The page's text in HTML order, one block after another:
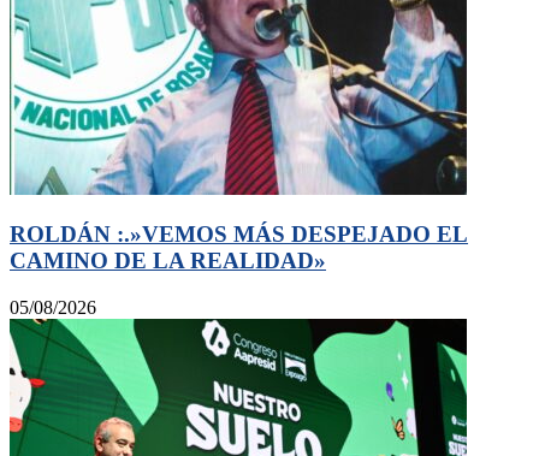
ROLDÁN :.»VEMOS MÁS DESPEJADO EL
CAMINO DE LA REALIDAD»
05/08/2026